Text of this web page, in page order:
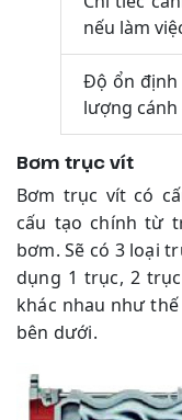
nếu làm
Độ ổn
lượng
Bơm trục vít
Bơm trục vít có
cấu tạo chính từ
bơm. Sẽ có 3 loại
dụng 1 trục, 2
khác nhau như
bên dưới.